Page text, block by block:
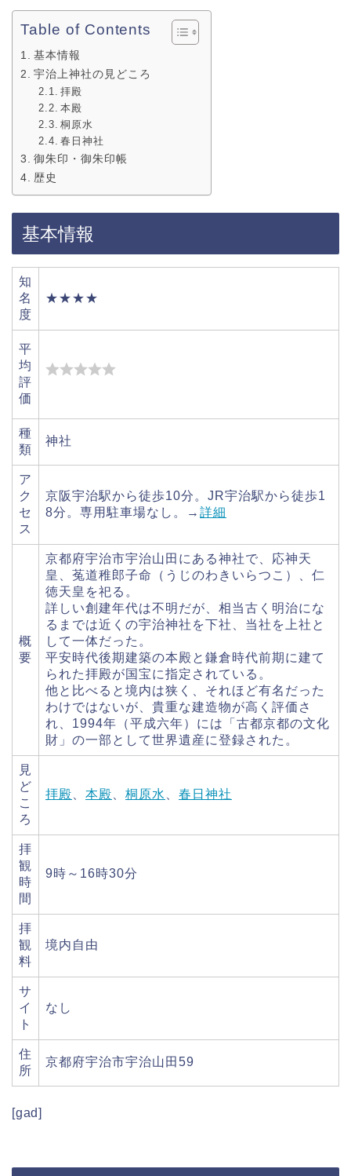
Table of Contents
基本情報
宇治上神社の見どころ
拝殿
本殿
桐原水
春日神社
御朱印・御朱印帳
歴史
基本情報
知
名
度
★★★★
平
均
評
価
種
類
神社
ア
ク
セ
ス
京阪宇治駅から徒歩10分。JR宇治駅から徒歩1
8分。専用駐車場なし。→ 詳細
概
要
京都府宇治市宇治山田にある神社で、応神天
皇、菟道稚郎子命（うじのわきいらつこ）、仁
徳天皇を祀る。
詳しい創建年代は不明だが、相当古く明治にな
るまでは近くの宇治神社を下社、当社を上社と
して一体だった。
平安時代後期建築の本殿と鎌倉時代前期に建て
られた拝殿が国宝に指定されている。
他と比べると境内は狭く、それほど有名だった
わけではないが、貴重な建造物が高く評価さ
れ、1994年（平成六年）には「古都京都の文化
財」の一部として世界遺産に登録された。
見
ど
こ
ろ
拝殿 本殿 桐原水 春日神社
拝
観
時
間
9時～16時30分
拝
観
料
境内自由
サ
イ
ト
なし
住
所
京都府宇治市宇治山田59
[gad]